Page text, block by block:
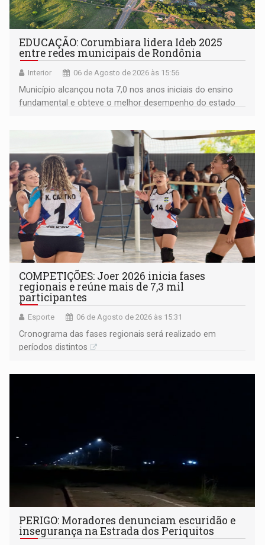
EDUCAÇÃO: Corumbiara lidera Ideb 2025
entre redes municipais de Rondônia
Interior 06 de Agosto de 2026 às 15:56
Município alcançou nota 7,0 nos anos iniciais do ensino
fundamental e obteve o melhor desempenho do estado
COMPETIÇÕES: Joer 2026 inicia fases
regionais e reúne mais de 7,3 mil
participantes
Esporte 06 de Agosto de 2026 às 15:31
Cronograma das fases regionais será realizado em
períodos distintos
PERIGO: Moradores denunciam escuridão e
insegurança na Estrada dos Periquitos